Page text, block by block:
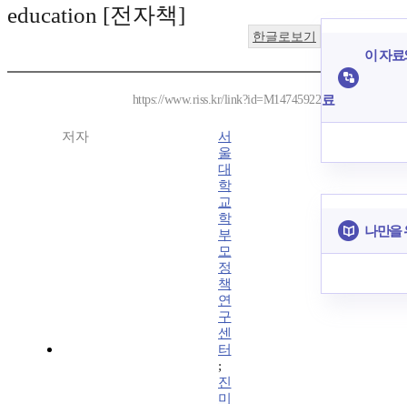
education [전자책]
한글로보기
https://www.riss.kr/link?id=M14745922
저자
서
울
대
학
교
학
부
모
정
책
연
구
센
터
;
진
미
이 자료
료
나만을